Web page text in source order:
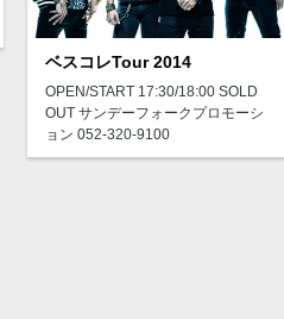
ベスコレTour 2014
OPEN/START 17:30/18:00 SOLD
OUT サンデーフォークプロモーシ
ョン 052-320-9100